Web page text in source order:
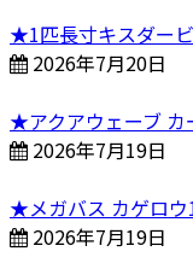
★1匹長寸キスダービ
2026年7月20日
★アクアウェーブ カ
2026年7月19日
★メガバス カゲロウ
2026年7月19日